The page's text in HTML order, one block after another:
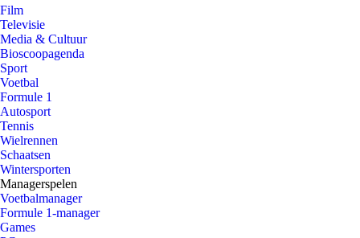
Film
Televisie
Media & Cultuur
Bioscoopagenda
Sport
Voetbal
Formule 1
Autosport
Tennis
Wielrennen
Schaatsen
Wintersporten
Managerspelen
Voetbalmanager
Formule 1-manager
Games